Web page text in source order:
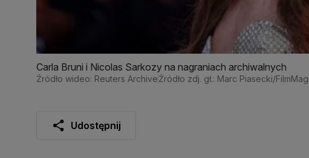
Carla Bruni i Nicolas Sarkozy na nagraniach archiwalnych
Źródło wideo: Reuters ArchiveŹródło zdj. gł.: Marc Piasecki/
Udostępnij